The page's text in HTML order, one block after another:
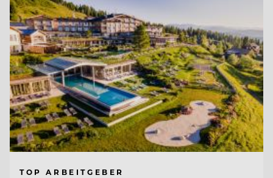
TOP ARBEITGEBER